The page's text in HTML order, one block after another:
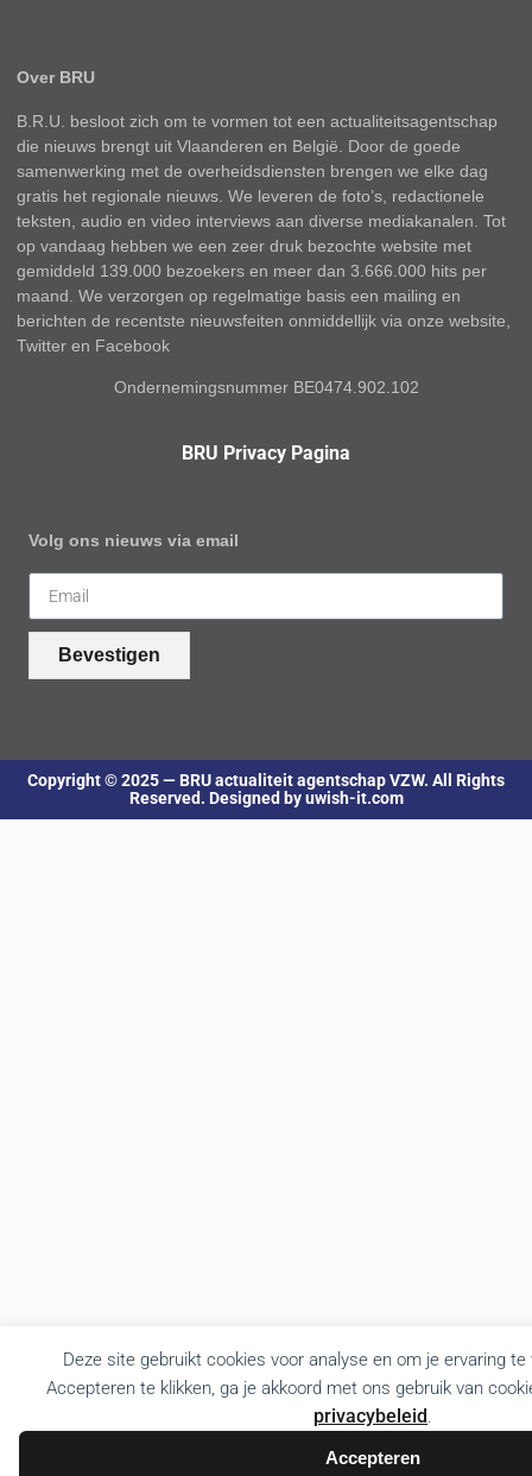
Deze site gebruikt cookies voor analyse en om je ervaring
Accepteren te klikken, ga je akkoord met ons gebruik van
privacybeleid.
Accepteren
Over BRU
B.R.U. besloot zich om te vormen tot een actualiteitsagentschap
die nieuws brengt uit Vlaanderen en België. Door de goede
samenwerking met de overheidsdiensten brengen we elke dag
gratis het regionale nieuws. We leveren de foto’s, redactionele
teksten, audio en video interviews aan diverse mediakanalen. Tot
op vandaag hebben we een zeer druk bezochte website met
gemiddeld 139.000 bezoekers en meer dan 3.666.000 hits per
maand. We verzorgen op regelmatige basis een mailing en
berichten de recentste nieuwsfeiten onmiddellijk via onze website,
Twitter en Facebook
Ondernemingsnummer BE0474.902.102
BRU Privacy Pagina
Volg ons nieuws via email
Bevestigen
Copyright © 2025 — BRU actualiteit agentschap VZW. All Rights
Reserved. Designed by uwish-it.com